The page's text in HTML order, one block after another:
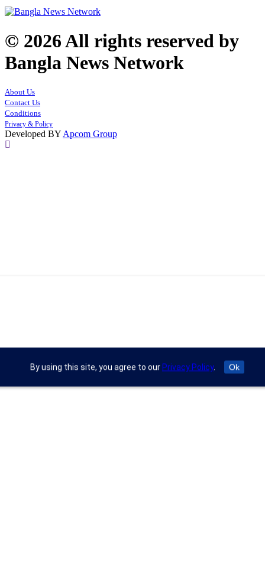
© 2026 All rights reserved by
Bangla News Network
About Us
Contact Us
Conditions
Privacy & Policy
Developed BY Apcom Group
By using this site, you agree to our Privacy Policy. Ok